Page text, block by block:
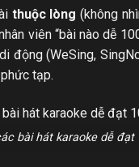
thuộc lòng (không
viên “bài nào dễ
động (WeSing,
tạp.
bài hát karaoke dễ đạt